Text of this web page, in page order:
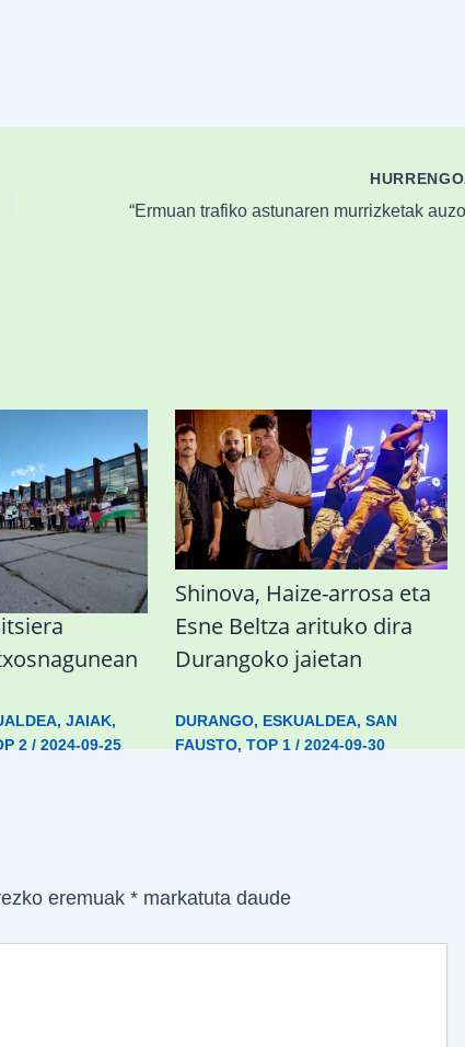
,JAIAK,
2 /2024-09-25
Shinova, Haize-arrosa eta
Esne Beltza arituko dira
Durangoko jaietan
DURANGO, ESKUALDEA,SAN
FAUSTO,TOP 1 /2024-09-30
eremuak *markatuta daude